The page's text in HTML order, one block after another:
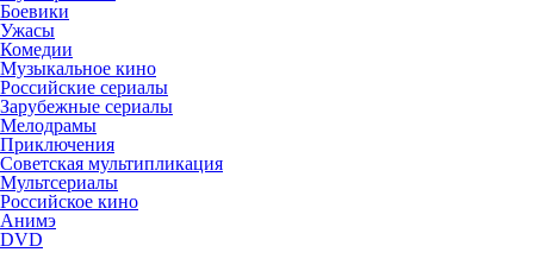
Боевики
Ужасы
Комедии
Музыкальное кино
Российские сериалы
Зарубежные сериалы
Мелодрамы
Приключения
Советская мультипликация
Мультсериалы
Российское кино
Анимэ
DVD